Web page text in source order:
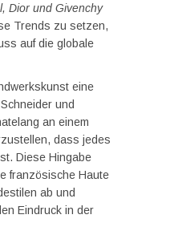
Dior und Givenchy
Trends zu setzen,
auf die globale
eine
und
an einem
dass jedes
Diese Hingabe
französische Haute
ab und
Eindruck in der